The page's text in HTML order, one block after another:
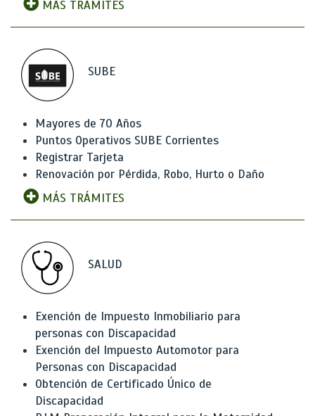
MÁS TRÁMITES
SUBE
Mayores de 70 Años
Puntos Operativos SUBE Corrientes
Registrar Tarjeta
Renovación por Pérdida, Robo, Hurto o Daño
MÁS TRÁMITES
SALUD
Exención de Impuesto Inmobiliario para
personas con Discapacidad
Exención del Impuesto Automotor para
Personas con Discapacidad
Obtención de Certificado Único de
Discapacidad